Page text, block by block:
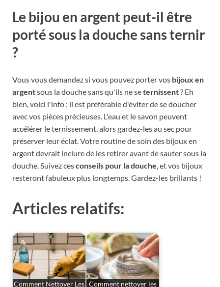
Le bijou en argent peut-il être
porté sous la douche sans ternir
?
Vous vous demandez si vous pouvez porter vos bijoux en
argentsous la douche sans qu'ils ne seternissent? Eh
bien, voici l'info : il est préférable d'éviter de se doucher
avec vos pièces précieuses. L'eau et le savon peuvent
accélérer le ternissement, alors gardez-les au sec pour
préserver leur éclat. Votre routine de soin des bijoux en
argent devrait inclure de les retirer avant de sauter sous la
douche. Suivez cesconseils pour la douche, et vos bijoux
resteront fabuleux plus longtemps. Gardez-les brillants !
Articles relatifs:
Comment Nettoyer Les Comment nettoyer les